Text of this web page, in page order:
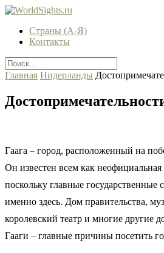
Страны (А-Я)
Контакты
Главная Нидерланды
Гаага – город, расположенный на
Он известен всем как
поскольку главные государственные
именно здесь. Дом правительства,
королевский театр и многие другие
Гааги – главные причины посетить